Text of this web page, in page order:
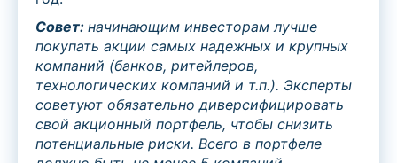
Совет: начинающим инвесторам лучше
покупать акции самых надежных и крупных
компаний (банков, ритейлеров,
технологических компаний и т.п.). Эксперты
советуют обязательно диверсифицировать
свой акционный портфель, чтобы снизить
потенциальные риски. Всего в портфеле